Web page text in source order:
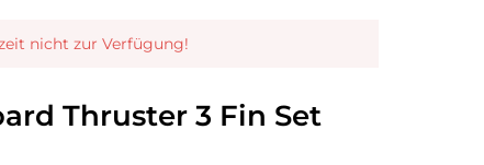
nicht zur Verfügung!
Thruster 3 Fin Set